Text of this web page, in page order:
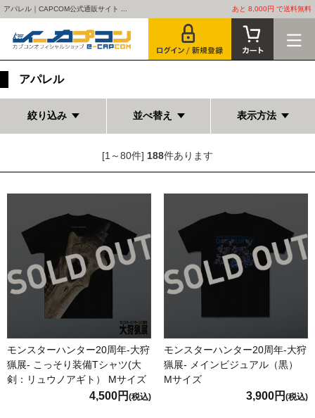
アパレル｜CAPCOM公式通販サイト ... あと 8,000円 で送料無料
アパレル
絞り込み 並べ替え 表示方法
[1～80件] 188件あります
モンスターハンター20周年-大狩
猟展- こっそり装備Tシャツ(大
剣：リュウノアギト） Mサイズ
4,500円 (税込)
モンスターハンター20周年-大狩
猟展- メインビジュアル（黒）
Mサイズ
3,900円 (税込)